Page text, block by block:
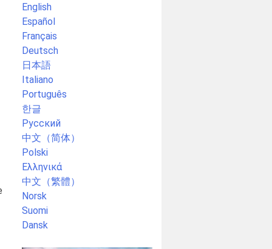
English
Español
Français
Deutsch
日本語
Italiano
Português
한글
Русский
中文（简体）
Polski
Ελληνικά
中文（繁體）
Norsk
Suomi
Dansk